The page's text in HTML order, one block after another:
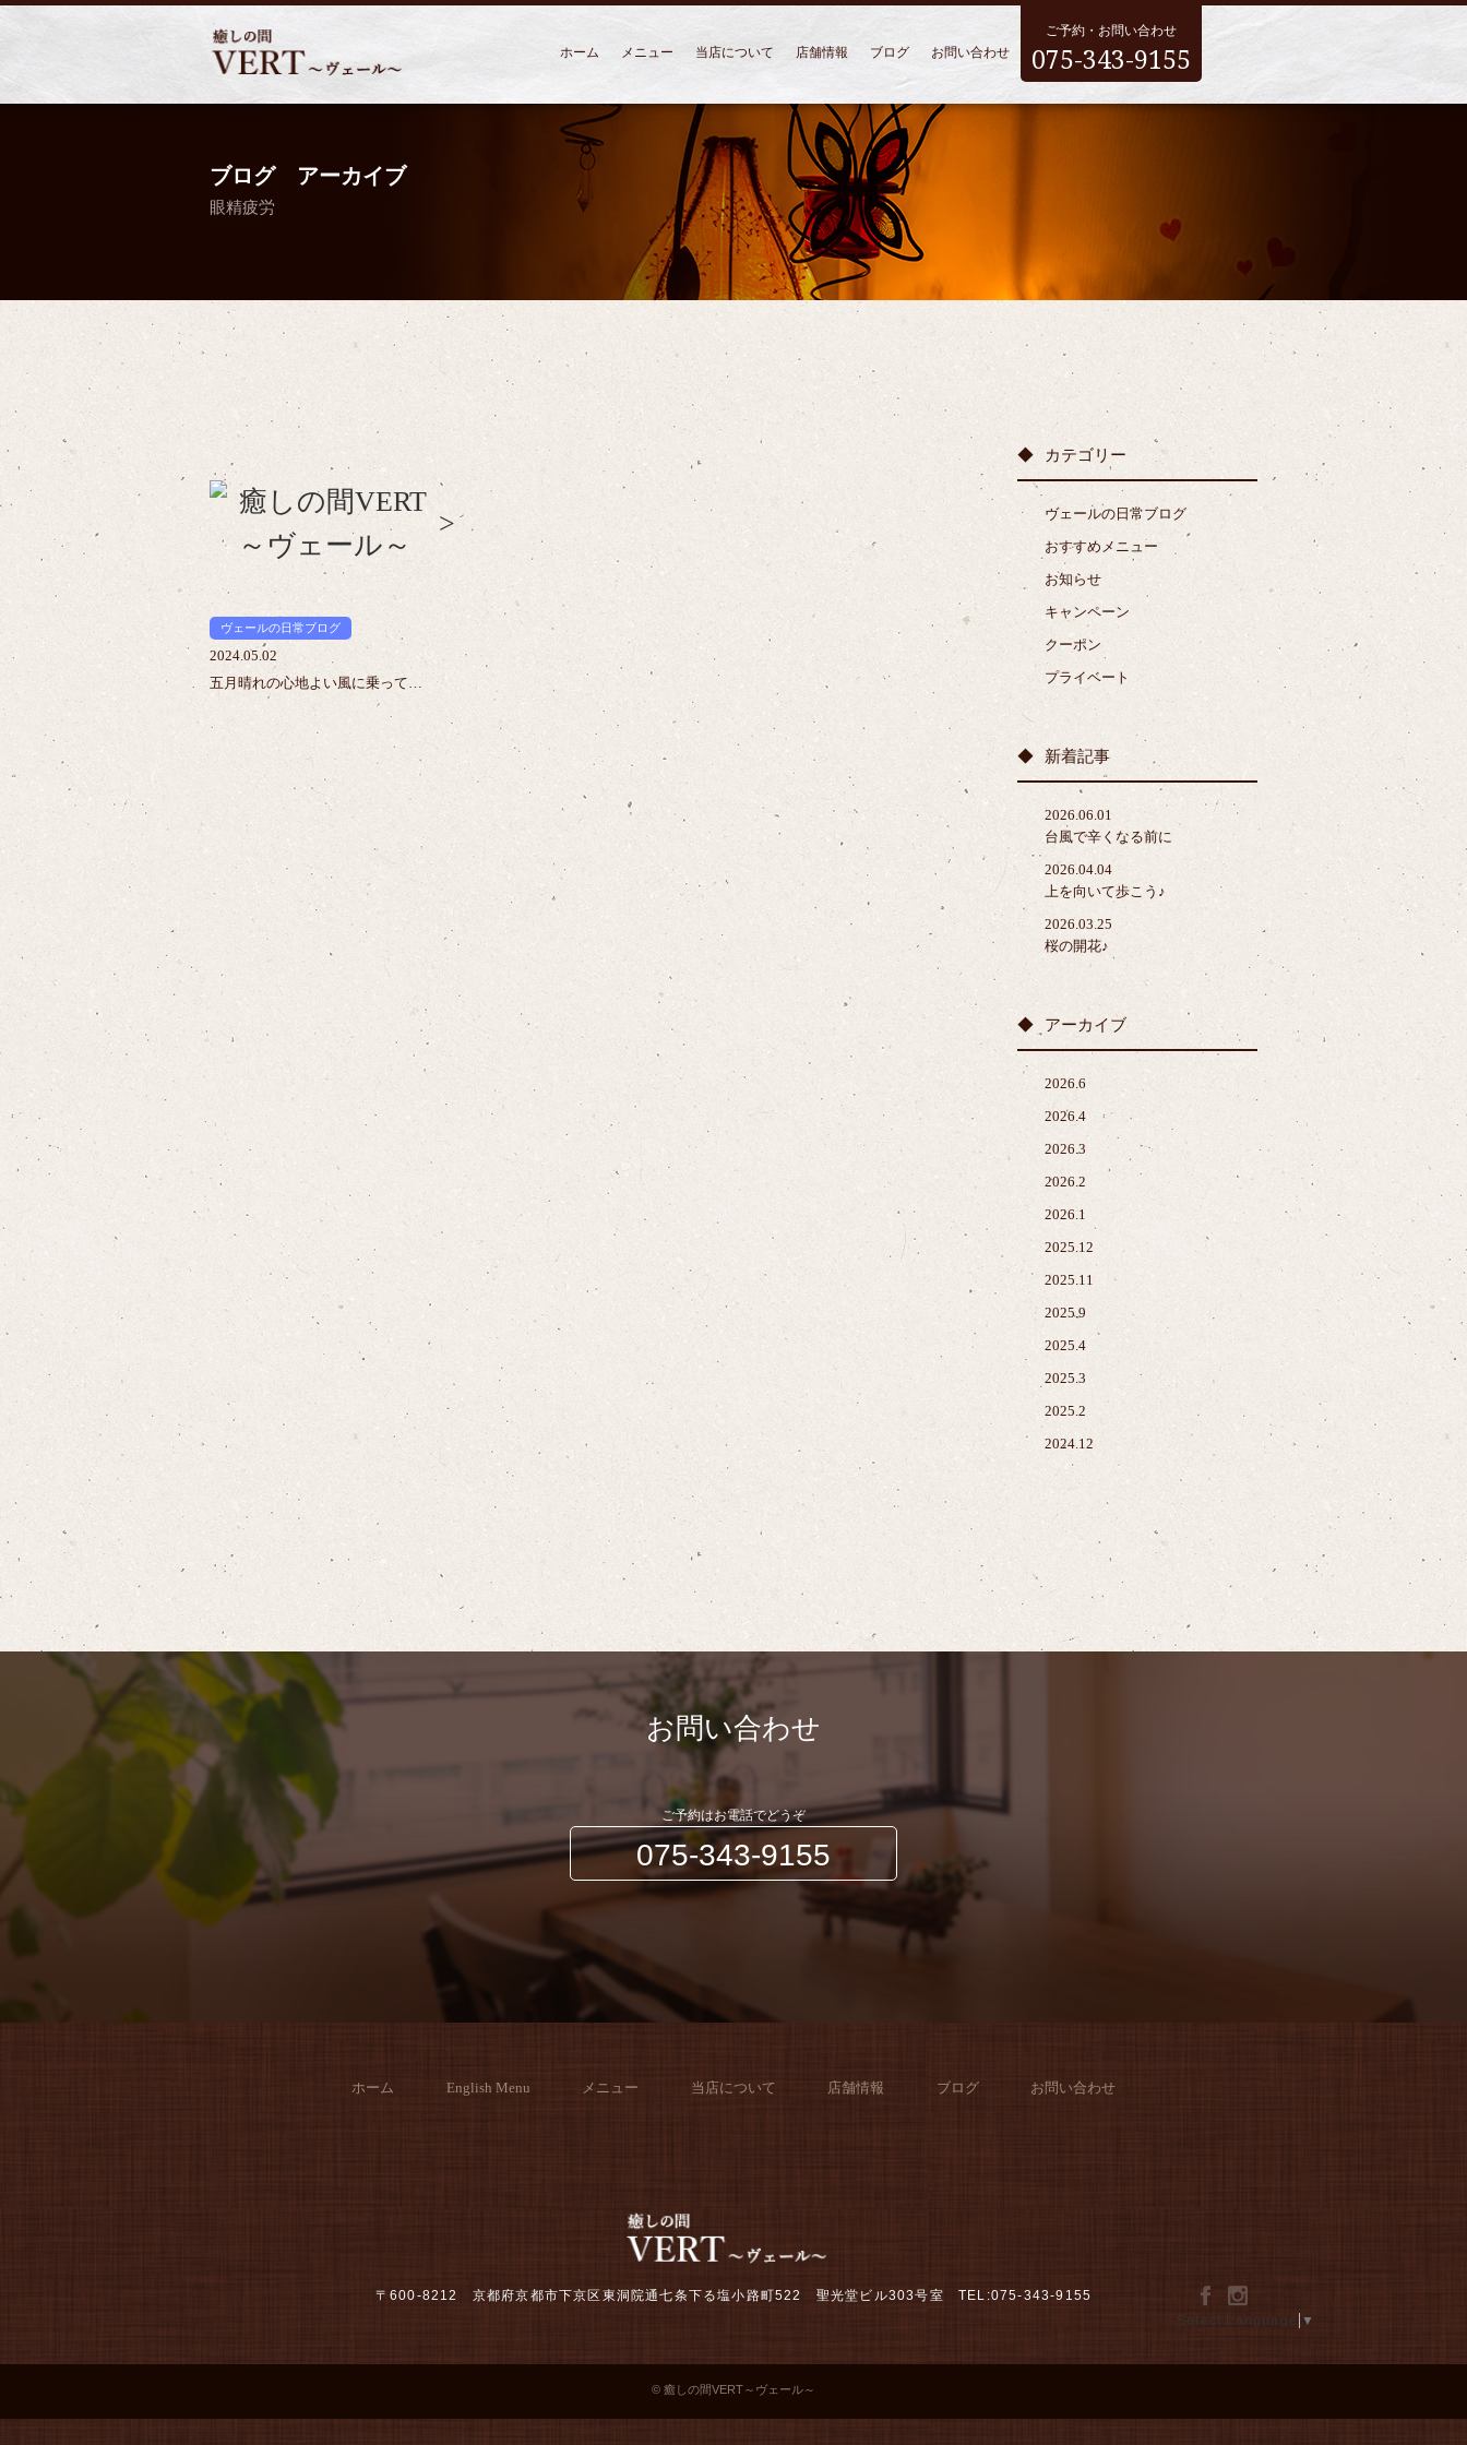
ホーム メニュー 当店について 店舗情報 ブログ お問い合わせ
ご予約・お問い合わせ
075-343-9155
ブログ アーカイブ
眼精疲労
>
ヴェールの日常ブログ
2024.05.02
五月晴れの心地よい風に乗って…
カテゴリー
ヴェールの日常ブログ
おすすめメニュー
お知らせ
キャンペーン
クーポン
プライベート
新着記事
2026.06.01
台風で辛くなる前に
2026.04.04
上を向いて歩こう♪
2026.03.25
桜の開花♪
アーカイブ
2026.6
2026.4
2026.3
2026.2
2026.1
2025.12
2025.11
2025.9
2025.4
2025.3
2025.2
2024.12
お問い合わせ
ご予約はお電話でどうぞ
075-343-9155
ホーム English Menu メニュー 当店について 店舗情報 ブログ お問い合わせ
〒600-8212 京都府京都市下京区東洞院通七条下る塩小路町522 聖光堂ビル303号室 TEL:075-343-9155
Select Language ▼
© 癒しの間VERT～ヴェール～